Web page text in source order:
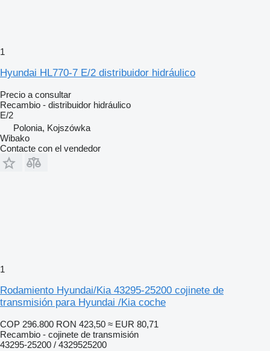
1
Hyundai HL770-7 E/2 distribuidor hidráulico
Precio a consultar
Recambio - distribuidor hidráulico
E/2
Polonia, Kojszówka
Wibako
Contacte con el vendedor
1
Rodamiento Hyundai/Kia 43295-25200 cojinete de
transmisión para Hyundai /Kia coche
COP 296.800 RON 423,50 ≈ EUR 80,71
Recambio - cojinete de transmisión
43295-25200 / 4329525200